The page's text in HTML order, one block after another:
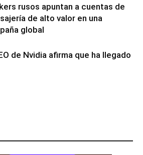
rusos apuntan a cuentas de
de alto valor en una
global
de Nvidia afirma que ha llegado